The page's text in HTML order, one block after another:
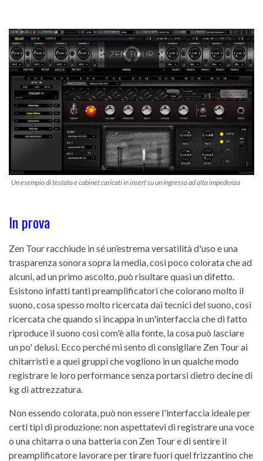
Un esempio di testata e cabinet caricati in insert su un ingresso ad alta impedenza
In prova
Zen Tour racchiude in sé un’estrema versatilità d'uso e una
trasparenza sonora sopra la media, così poco colorata che ad
alcuni, ad un primo ascolto, può risultare quasi un difetto.
Esistono infatti tanti preamplificatori che colorano molto il
suono, cosa spesso molto ricercata dai tecnici del suono, così
ricercata che quando si incappa in un'interfaccia che di fatto
riproduce il suono così com'è alla fonte, la cosa può lasciare
un po' delusi. Ecco perché mi sento di consigliare Zen Tour ai
chitarristi e a quei gruppi che vogliono in un qualche modo
registrare le loro performance senza portarsi dietro decine di
kg di attrezzatura.
Non essendo colorata, può non essere l'interfaccia ideale per
certi tipi di produzione: non aspettatevi di registrare una voce
o una chitarra o una batteria con Zen Tour e di sentire il
preamplificatore lavorare per tirare fuori quel frizzantino che